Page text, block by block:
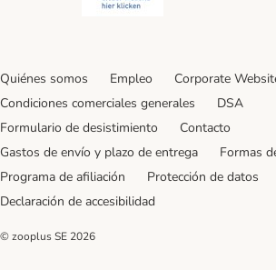
Quiénes somos Empleo Corporate
Condiciones comerciales generales
DSA
Formulario de desistimiento
Contacto
Gastos de envío y plazo de entrega
Formas
Programa de afiliación
Protección de datos
Declaración de accesibilidad
© zooplus SE 2026